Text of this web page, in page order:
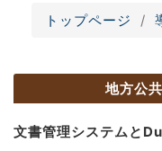
トップページ
地方公
文書管理システムと